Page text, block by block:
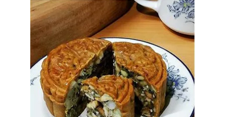
MAPPA
PRIVACY
POLICY